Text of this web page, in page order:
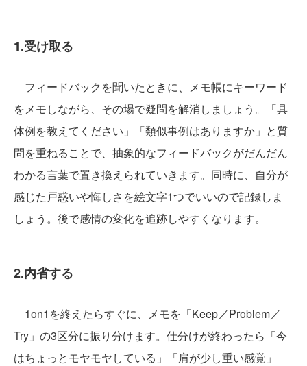
1.受け取る
フィードバックを聞いたときに、メモ帳にキーワード
をメモしながら、その場で疑問を解消しましょう。「具
体例を教えてください」「類似事例はありますか」と質
問を重ねることで、抽象的なフィードバックがだんだん
わかる言葉で置き換えられていきます。同時に、自分が
感じた戸惑いや悔しさを絵文字1つでいいので記録しま
しょう。後で感情の変化を追跡しやすくなります。
2.内省する
1on1を終えたらすぐに、メモを「Keep／Problem／
Try」の3区分に振り分けます。仕分けが終わったら「今
はちょっとモヤモヤしている」「肩が少し重い感覚」